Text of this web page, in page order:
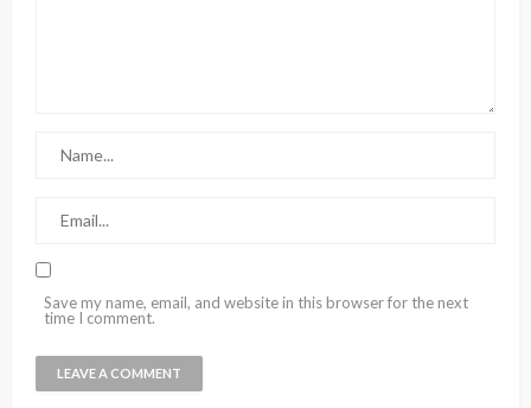
Save my name, email, and website in this browser for the next
time I comment.